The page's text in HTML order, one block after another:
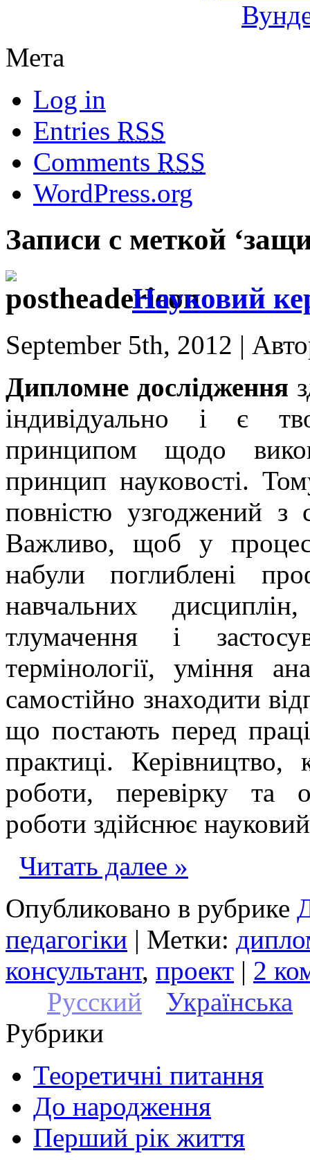
Мета
Log in
Entries RSS
Comments RSS
WordPress.org
Записи с меткой
Науковий
September 5th, 2012 |
Дипломне дослідження
індивідуально і є
принципом щодо
принцип науковості.
повністю узгоджений з
Важливо, щоб у
набули поглиблені
навчальних
тлумачення і
термінології, уміння
самостійно знаходити
що постають перед
практиці.
роботи, перевірку та
роботи здійснює
Читать далее »
Опубликовано в рубрике
педагогіки | Метки:
консультант, проект | 2
Русский
Українська
Рубрики
Теоретичні питання
До народження
Перший рік життя